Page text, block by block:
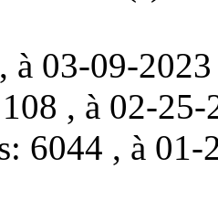
à 03-09-
108 , à 02-
6044 , à